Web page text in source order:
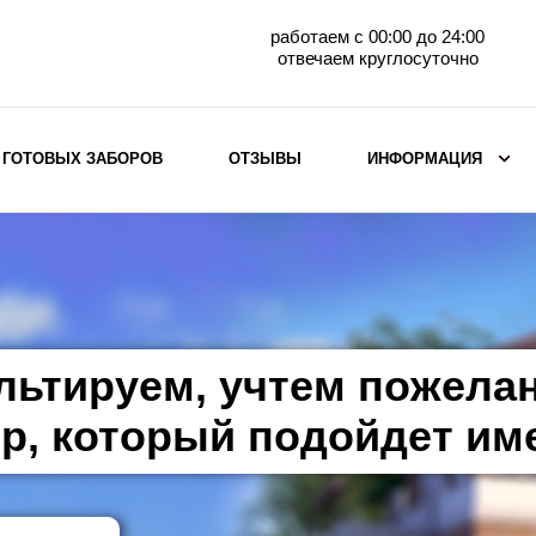
работаем с 00:00 до 24:00
отвечаем круглосуточно
горизонтального
Металлические заборы для дачи
Забор жалюзи с кирпичными столбами
Металлические заборы
Металлические ограждения
ГОТОВЫХ ЗАБОРОВ ОТЗЫВЫ ИНФОРМАЦИЯ
учтем
который подойдет